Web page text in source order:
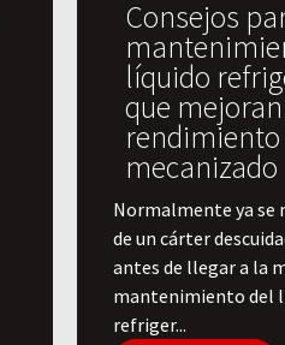
Consejos
líquido
que
rendimiento
mecanizado
Normalmente ya se
de un cárter
antes de llegar a la
mantenimiento del
refriger...